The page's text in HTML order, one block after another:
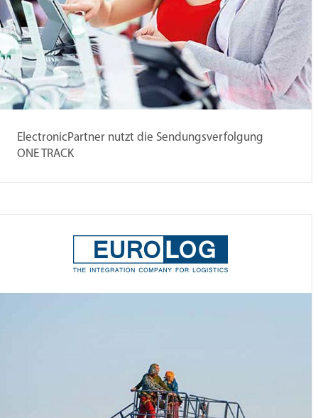
ElectronicPartner nutzt die Sendungsverfolgung
ONE TRACK